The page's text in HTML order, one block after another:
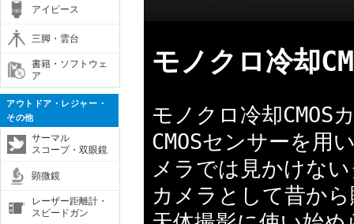
アイピース
三脚・雲台
書籍・ソフトウェ
ア
アウトドア・レジャー・
その他
サーマル
スコープ・双眼鏡
顕微鏡
レーザー距離計・
スピードガン
モノクロ冷却
モノクロ冷却CMOS
CMOSセンサーを用
メラでは見かけな
カメラとして昔か